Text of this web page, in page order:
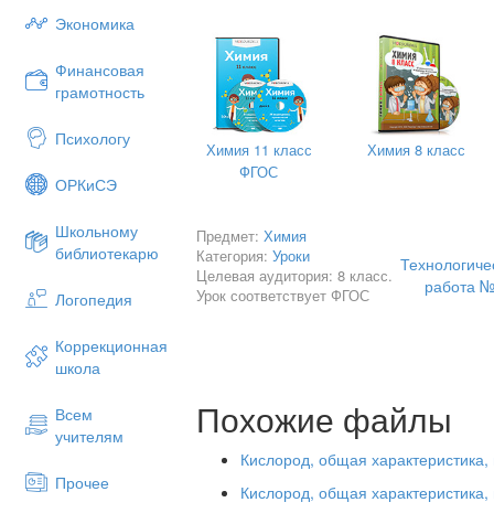
Экономика
Финансовая
грамотность
Психологу
ОРКиСЭ
Школьному
библиотекарю
Логопедия
Коррекционная
школа
Всем
учителям
Прочее
Химия 11 класс
ФГОС
Химия 8 класс
Предмет:Химия
Категория:Уроки
Целевая аудитория: 8 класс.
Урок соответствует ФГОС
работа
Похожие файлы
Кислород, общая
Кислород, общая